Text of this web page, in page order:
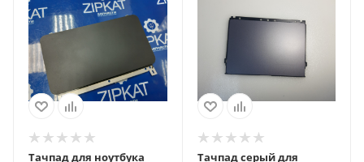
Тачпад для ноутбука
Тачпад серый для